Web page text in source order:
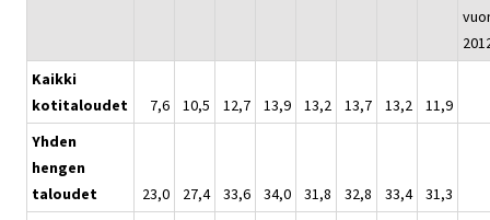
Kaikki
kotitaloudet
7,6 10,5 12,7 13,9 13,2 13,7 13,2
11,9
Yhden
hengen
taloudet
23,0 27,4 33,6 34,0 31,8 32,8 33,4
31,3